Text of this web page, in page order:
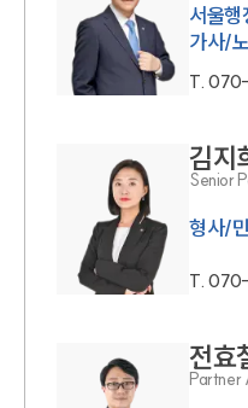
서울행
가사/
T.
김지
Senior
형사/
T.
전효
Partner